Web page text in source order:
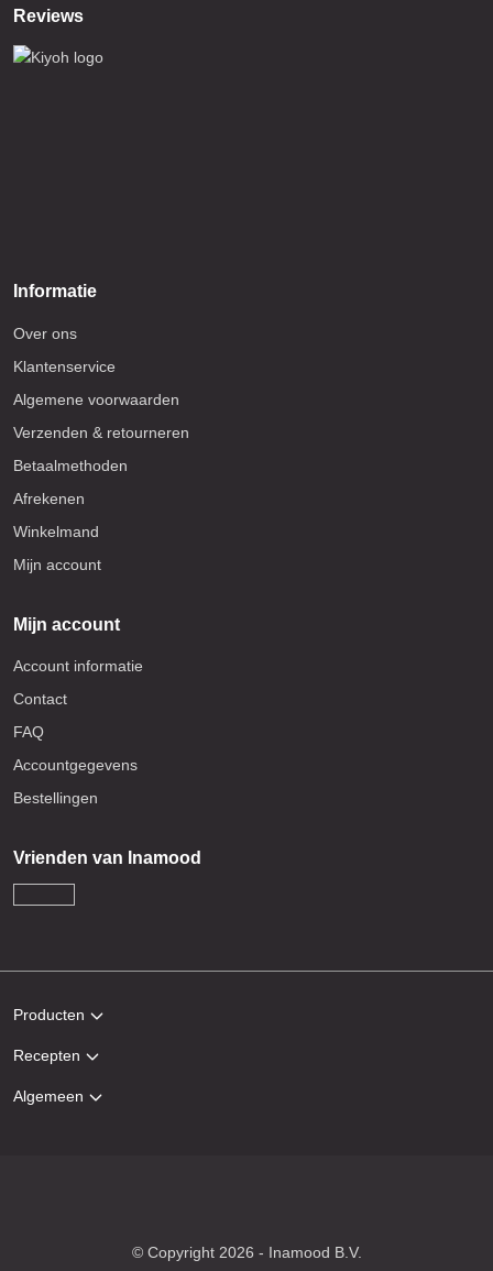
Reviews
Informatie
Over ons
Klantenservice
Algemene voorwaarden
Verzenden & retourneren
Betaalmethoden
Afrekenen
Winkelmand
Mijn account
Mijn account
Account informatie
Contact
FAQ
Accountgegevens
Bestellingen
Vrienden van Inamood
Producten
Recepten
Algemeen
© Copyright 2026 - Inamood B.V.